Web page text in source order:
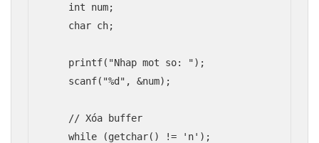
    int num;
    char ch;
    printf("Nhap mot so: ");
    scanf("%d", &num);
    // Xóa buffer
    while (getchar() != 'n');